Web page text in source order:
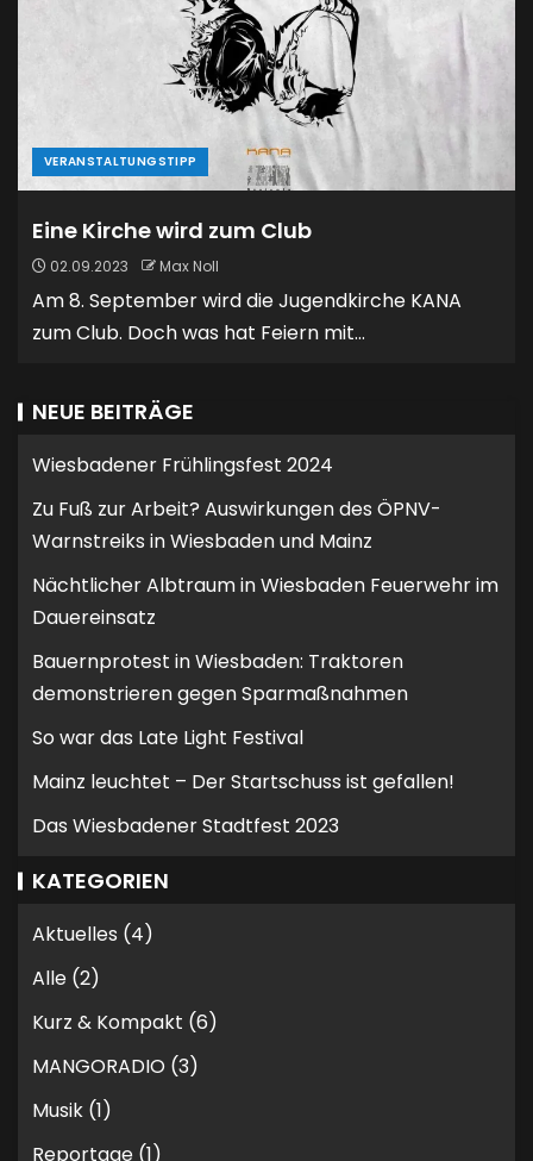
VERANSTALTUNGSTIPP
Eine Kirche wird zum Club
02.09.2023 Max Noll
Am 8. September wird die Jugendkirche KANA
zum Club. Doch was hat Feiern mit...
NEUE BEITRÄGE
Wiesbadener Frühlingsfest 2024
Zu Fuß zur Arbeit? Auswirkungen des ÖPNV-
Warnstreiks in Wiesbaden und Mainz
Nächtlicher Albtraum in Wiesbaden Feuerwehr im
Dauereinsatz
Bauernprotest in Wiesbaden: Traktoren
demonstrieren gegen Sparmaßnahmen
So war das Late Light Festival
Mainz leuchtet – Der Startschuss ist gefallen!
Das Wiesbadener Stadtfest 2023
KATEGORIEN
Aktuelles (4)
Alle (2)
Kurz & Kompakt (6)
MANGORADIO (3)
Musik (1)
Reportage (1)